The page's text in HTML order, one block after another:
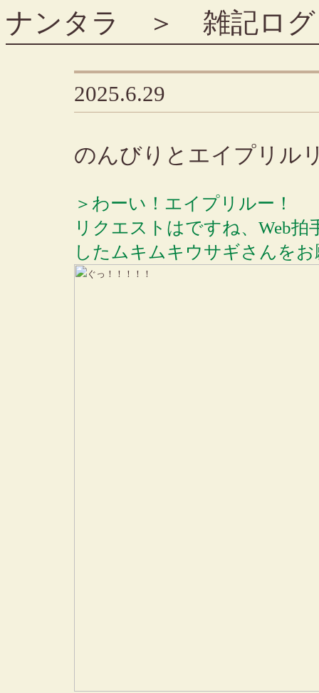
ナンタラ ＞ 雑記ログ
2025.6.29
のんびりとエイプリル
＞わーい！エイプリルー！
リクエストはですね、Web
したムキムキウサギさんを